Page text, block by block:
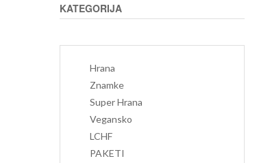
KATEGORIJA
Hrana
Znamke
Super Hrana
Vegansko
LCHF
PAKETI